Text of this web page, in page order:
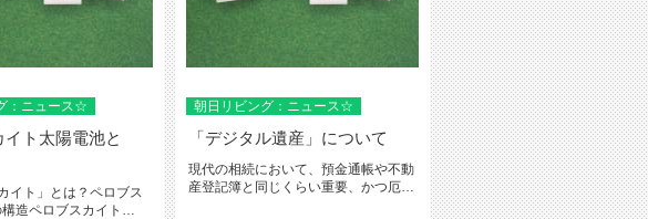
：ニュース☆
ト太陽電池と
イト」とは？ペロブス
造ペロブスカイト
朝日リビング：ニュース☆
「デジタル遺産」について
現代の相続において、預金通帳や不動
産登記簿と同じくらい重要、かつ厄介